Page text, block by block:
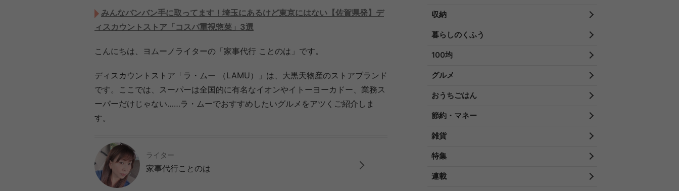
みんなバンバン手に取ってます！埼玉にあるけど東京にはない【佐賀県発】デ
ィスカウントストア「コスパ重視惣菜」3選
こんにちは、ヨムーノライターの「家事代行 ことのは」です。
ディスカウントストア「ラ・ムー （LAMU）」は、大黒天物産のストアブランド
です。ここでは、スーパーは全国的に有名なイオンやイトーヨーカドー、業務ス
ーパーだけじゃない……ラ・ムーでおすすめしたいグルメをアツくご紹介しま
す。
ライター
家事代行ことのは
収納
暮らしのくふう
100均
グルメ
おうちごはん
節約・マネー
雑貨
特集
連載